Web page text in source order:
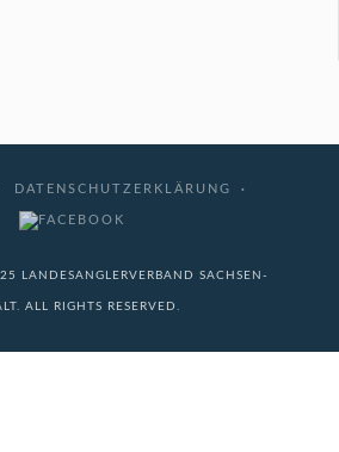
DATENSCHUTZERKLÄRUNG
LANDESANGLERVERBAND SACHSEN-
ALL RIGHTS RESERVED.